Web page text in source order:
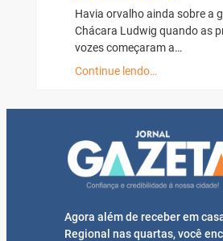
Havia orvalho ainda sobre a
Chácara Ludwig quando as
vozes começaram a…
Continue lendo…
Agora além de receber em
Regional nas quartas, você